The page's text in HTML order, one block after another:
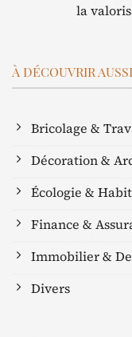
la
À DÉCOUVRIR AUSSI
Bricolage &
Décoration &
Écologie &
Finance &
Immobilier &
Divers